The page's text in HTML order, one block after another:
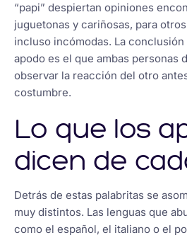
“papi” despiertan opiniones
juguetonas y cariñosas, para
incluso incómodas. La
apodo es el que ambas personas
observar la reacción del otro
costumbre.
Lo que los
dicen de
Detrás de estas palabritas se
muy distintos. Las lenguas que
como el español, el italiano o el